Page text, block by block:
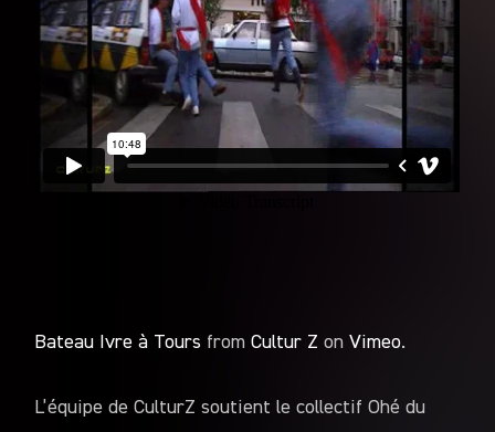
Bateau Ivre à Tours fromCultur Z onVimeo.
L’équipe de CulturZ soutient le collectif Ohé du